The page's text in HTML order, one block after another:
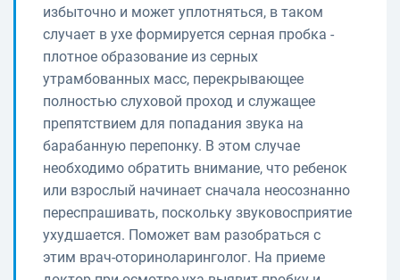
избыточно и может уплотняться, в таком
случает в ухе формируется серная пробка -
плотное образование из серных
утрамбованных масс, перекрывающее
полностью слуховой проход и служащее
препятствием для попадания звука на
барабанную перепонку. В этом случае
необходимо обратить внимание, что ребенок
или взрослый начинает сначала неосознанно
переспрашивать, поскольку звуковосприятие
ухудшается. Поможет вам разобраться с
этим врач-оториноларинголог. На приеме